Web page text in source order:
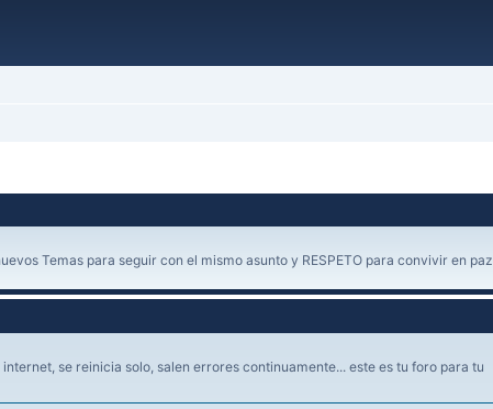
Temas para seguir con el mismo asunto y RESPETO para convivir en paz
se reinicia solo, salen errores continuamente... este es tu foro para tu